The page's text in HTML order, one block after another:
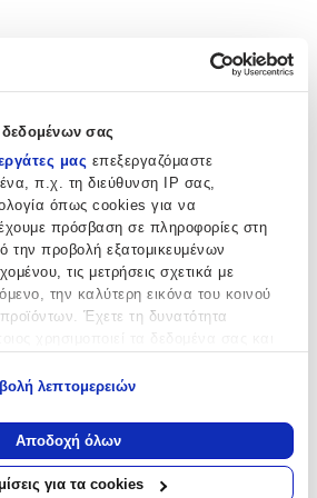
σας
μας επεξεργαζόμαστε
π.χ. τη διεύθυνση IP σας,
όπως cookies για να
πρόσβαση σε πληροφορίες στη
προβολή εξατομικευμένων
τις μετρήσεις σχετικά με
την καλύτερη εικόνα του κοινού
Έχετε τη δυνατότητα
σχετικά με τη γεωγραφική
μπορεί να είναι ακριβείς σε
μέτρων
λεπτομερειών
Αποδοχή όλων
για τα cookies
άλλες αξιολογήσεις. Όταν
εδώ.
αποκλειστικά σε κριτικές χρηστών
αγορά μέσω SHOPFLIX ή έχουν
για νέα & προσφορές!
τουςόρους χρήσης